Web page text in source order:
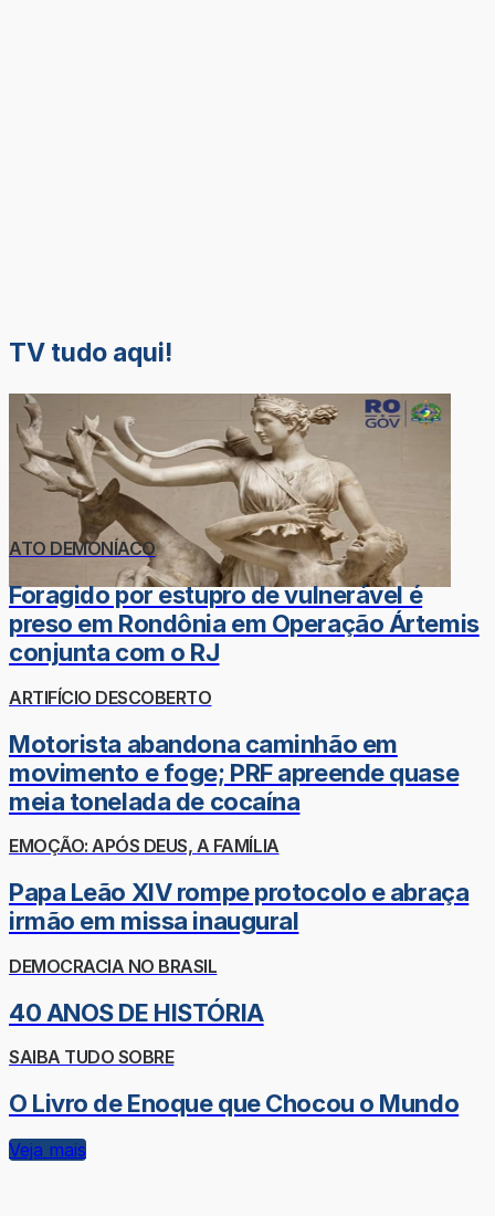
TV tudo aqui!
ATO DEMONÍACO
Foragido por estupro de vulnerável é
preso em Rondônia em Operação Ártemis
conjunta com o RJ
ARTIFÍCIO DESCOBERTO
Motorista abandona caminhão em
movimento e foge; PRF apreende quase
meia tonelada de cocaína
EMOÇÃO: APÓS DEUS, A FAMÍLIA
Papa Leão XIV rompe protocolo e abraça
irmão em missa inaugural
DEMOCRACIA NO BRASIL
40 ANOS DE HISTÓRIA
SAIBA TUDO SOBRE
O Livro de Enoque que Chocou o Mundo
Veja mais